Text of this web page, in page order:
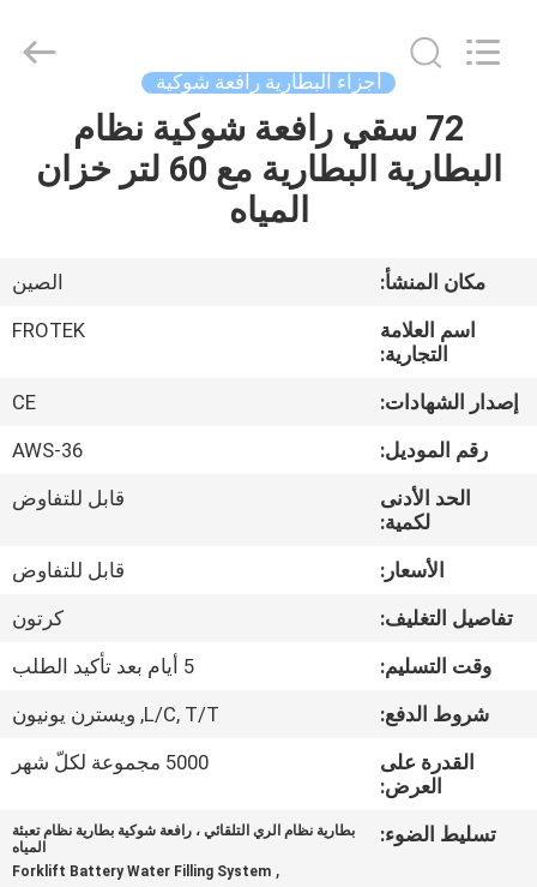
حول
جولة
المعمل
الجودة
اتصل
AUTOPARTS
CO.,LIMITED.
أجزاء البطارية رافعة شوكية
72 سقي رافعة شوكية نظام
البطارية البطارية مع 60 لتر خزان
المياه
مكان المنشأ:
الصين
اسم العلامة
التجارية:
FROTEK
إصدار الشهادات:
CE
رقم الموديل:
AWS-36
الحد الأدنى
لكمية:
قابل للتفاوض
الأسعار:
قابل للتفاوض
تفاصيل التغليف:
كرتون
وقت التسليم:
5 أيام بعد تأكيد الطلب
شروط الدفع:
L/C, T/T, ويسترن يونيون
القدرة على
العرض:
5000 مجموعة لكلّ شهر
تسليط الضوء:
بطارية نظام الري التلقائي ، رافعة شوكية بطارية نظام تعبئة
المياه
,
Forklift Battery Water Filling System